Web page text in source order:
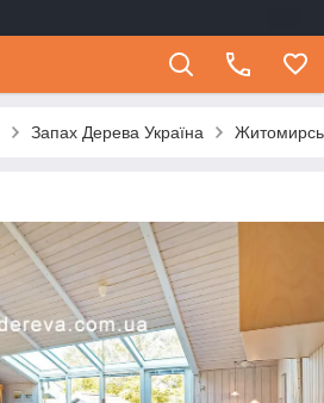
Запах Дерева Україна